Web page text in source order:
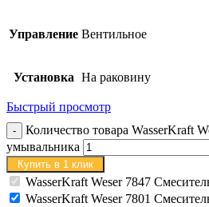
Управление Вентильное
Установка На раковину
Быстрый просмотр
Количество товара WasserKraft
умывальника
Купить в 1 клик
WasserKraft Weser 7847
WasserKraft Weser 7801